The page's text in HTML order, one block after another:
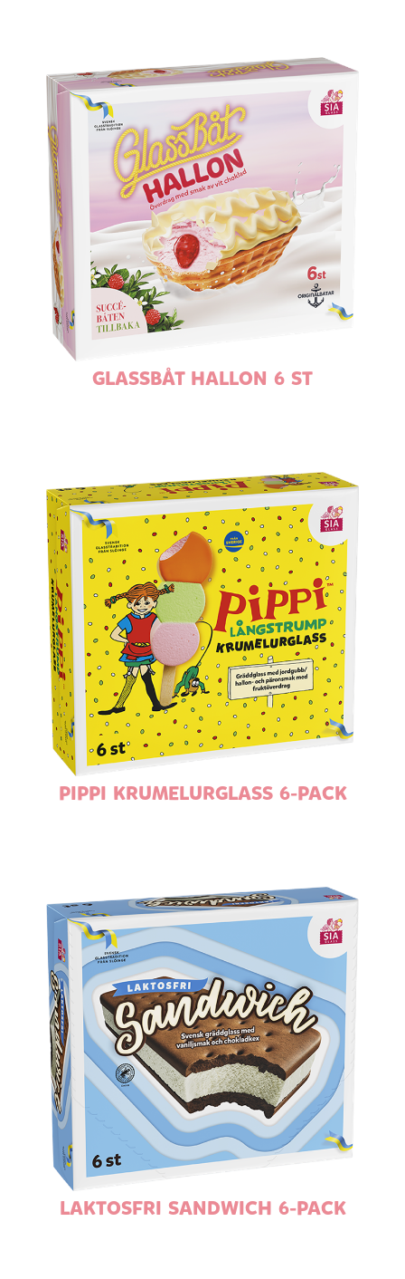
GLASSBÅT HALLON 6 ST
PIPPI KRUMELURGLASS 6-PACK
LAKTOSFRI SANDWICH 6-PACK